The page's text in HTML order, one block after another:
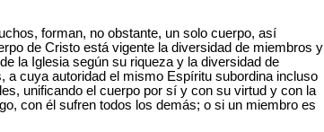
forman, no obstante, un solo cuerpo, así
de Cristo está vigente la diversidad de miembros y
la Iglesia según su riqueza y la diversidad de
a cuya autoridad el mismo Espíritu subordina incluso
unificando el cuerpo por sí y con su virtud y con la
con él sufren todos los demás; o si un miembro es